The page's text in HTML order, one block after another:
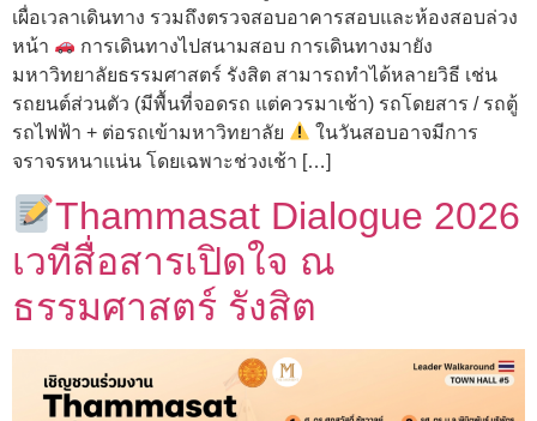
เผื่อเวลาเดินทาง รวมถึงตรวจสอบอาคารสอบและห้องสอบล่วง
หน้า
การเดินทางไปสนามสอบ การเดินทางมายัง
มหาวิทยาลัยธรรมศาสตร์ รังสิต สามารถทำได้หลายวิธี เช่น
รถยนต์ส่วนตัว (มีพื้นที่จอดรถ แต่ควรมาเช้า) รถโดยสาร / รถตู้
รถไฟฟ้า + ต่อรถเข้ามหาวิทยาลัย
ในวันสอบอาจมีการ
จราจรหนาแน่น โดยเฉพาะช่วงเช้า […]
Thammasat Dialogue 2026
เวทีสื่อสารเปิดใจ ณ
ธรรมศาสตร์ รังสิต